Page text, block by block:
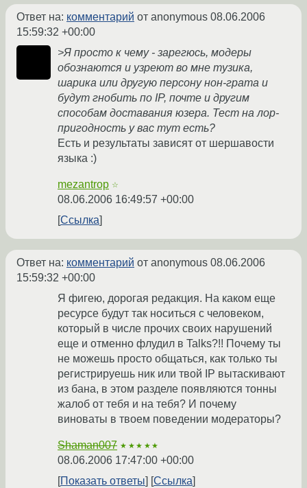
Ответ на: комментарий от anonymous 08.06.2006
15:59:32 +00:00
>Я просто к чему - зарегюсь, модеры
обознаются и узреют во мне тузика,
шарика или другую персону нон-грата и
будут гнобить по IP, почте и другим
способам доставания юзера. Тест на лор-
пригодность у вас тут есть?
Есть и результаты зависят от шершавости
языка :)
mezantrop ☆
08.06.2006 16:49:57 +00:00
Ссылка
Ответ на: комментарий от anonymous 08.06.2006
15:59:32 +00:00
Я фигею, дорогая редакция. На каком еще
ресурсе будут так носиться с человеком,
который в числе прочих своих нарушений
еще и отменно флудил в Talks?!! Почему ты
не можешь просто общаться, как только ты
регистрируешь ник или твой IP вытаскивают
из бана, в этом разделе появляются тонны
жалоб от тебя и на тебя? И почему
виноваты в твоем поведении модераторы?
Shaman007 ★★★★★
08.06.2006 17:47:00 +00:00
Показать ответы
Ссылка